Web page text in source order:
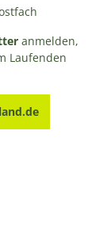
anmelden,
Laufenden